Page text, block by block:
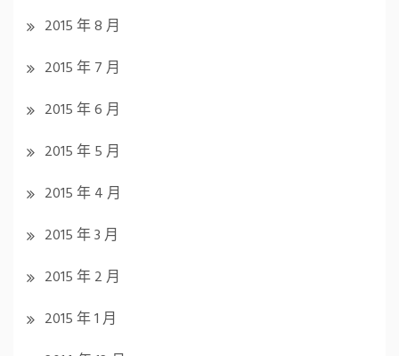
2015 年 8 月
2015 年 7 月
2015 年 6 月
2015 年 5 月
2015 年 4 月
2015 年 3 月
2015 年 2 月
2015 年 1 月